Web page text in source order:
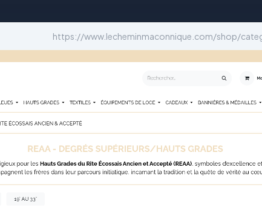
https://www.lecheminmaconnique.com/shop/